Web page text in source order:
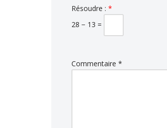
Résoudre : *
28 − 13 =
Commentaire *